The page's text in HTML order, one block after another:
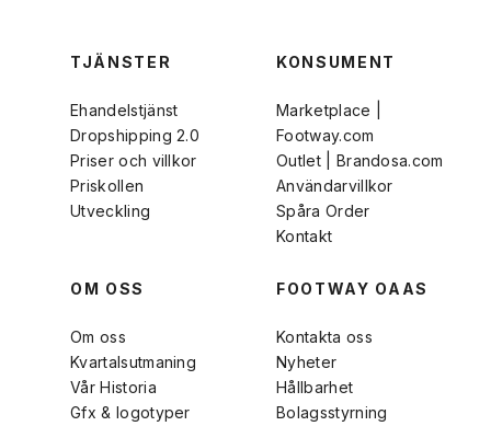
TJÄNSTER
Ehandelstjänst
Dropshipping 2.0
Priser och villkor
Priskollen
Utveckling
KONSUMENT
Marketplace |
Footway.com
Outlet | Brandosa.com
Användarvillkor
Spåra Order
Kontakt
OM OSS
Om oss
Kvartalsutmaning
Vår Historia
Gfx & logotyper
FOOTWAY OAAS
Kontakta oss
Nyheter
Hållbarhet
Bolagsstyrning